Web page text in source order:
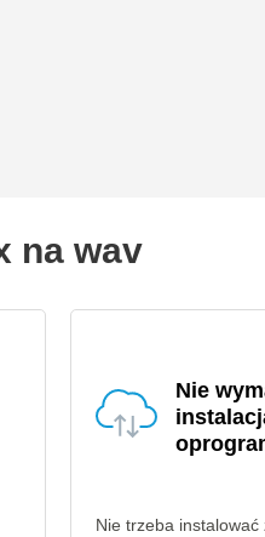
na wav
Nie
Nie trzeba instalować